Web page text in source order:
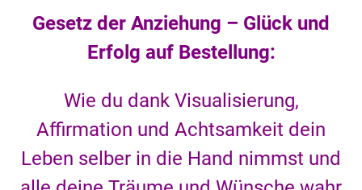
Gesetz der Anziehung – Glück und
Erfolg auf Bestellung:
Wie du dank Visualisierung,
Affirmation und Achtsamkeit dein
Leben selber in die Hand nimmst und